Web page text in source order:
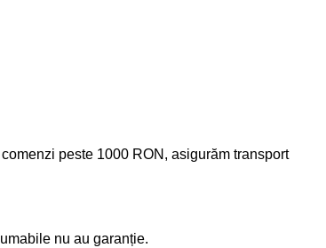
peste 1000 RON, asigurăm transport
nu au garanție.